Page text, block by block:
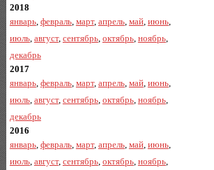
2018
январь, февраль, март, апрель, май, июнь,
июль, август, сентябрь, октябрь, ноябрь,
декабрь
2017
январь, февраль, март, апрель, май, июнь,
июль, август, сентябрь, октябрь, ноябрь,
декабрь
2016
январь, февраль, март, апрель, май, июнь,
июль, август, сентябрь, октябрь, ноябрь,